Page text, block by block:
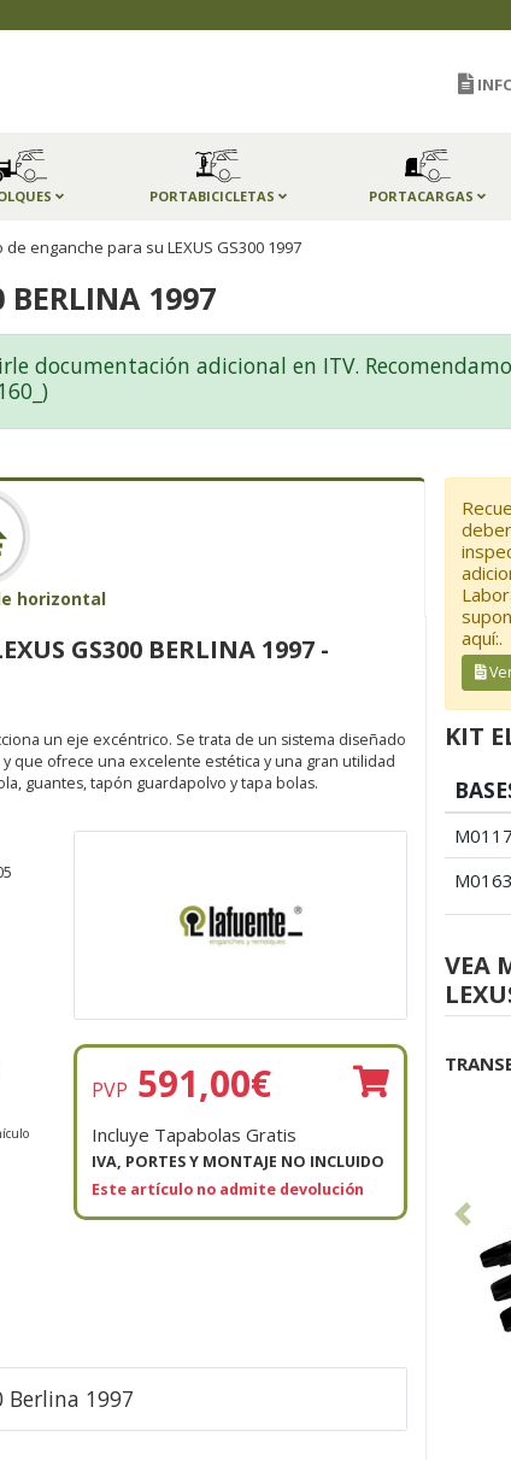
PORTABICICLETAS PORTACARGAS
enganche para su LEXUS GS300 1997
BERLINA 1997
documentación adicional en ITV.
horizontal
GS300 BERLINA 1997 -
un eje excéntrico. Se trata de un sistema diseñado
que ofrece una excelente estética y una gran utilidad
guantes, tapón guardapolvo y tapa bolas.
PVP 591,00€
Incluye Tapabolas Gratis
IVA, PORTES Y MONTAJE NO INCLUIDO
Este artículo no admite devolución
Berlina 1997
aquí:.
KIT
VEA